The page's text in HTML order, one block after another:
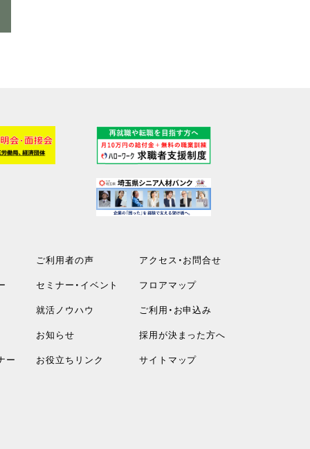
ー
ご利用者の声
セミナー・イベント
就活ノウハウ
お知らせ
お役立ちリンク
アクセス・お問合せ
フロアマップ
ご利用・お申込み
採用が決まった方へ
サイトマップ